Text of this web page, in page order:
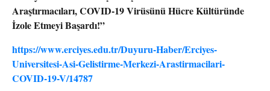
Araştırmacıları, COVID-19 Virüsünü Hücre Kültüründe
İzole Etmeyi Başardı!”
https://www.erciyes.edu.tr/Duyuru-Haber/Erciyes-
Universitesi-Asi-Gelistirme-Merkezi-Arastirmacilari-
COVID-19-V/14787